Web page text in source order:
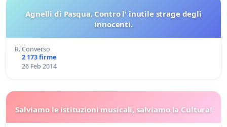
Agnelli di Pasqua. Contro l' inutile strage degli
innocenti.
R. Converso
2 173 firme
26 Feb 2014
Salviamo le istituzioni musicali, salviamo la Cultura!